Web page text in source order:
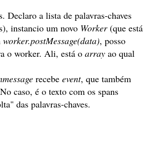
Declaro a lista de palavras-chaves
instancio um novo Worker(que está
worker.postMessage(data), posso
o worker. Ali, está o array ao qual
recebe event, que também
caso, é o texto com os spans
das palavras-chaves.